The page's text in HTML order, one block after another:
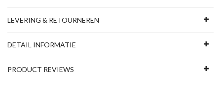
LEVERING & RETOURNEREN
DETAIL INFORMATIE
PRODUCT REVIEWS